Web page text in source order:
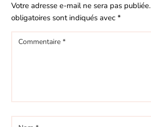
Votre adresse e-mail ne sera pas publiée.
obligatoires sont indiqués avec*